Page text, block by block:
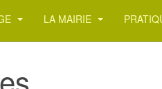
LA MAIRIE